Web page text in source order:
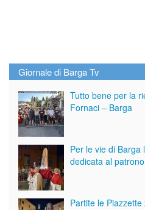
Giornale di Barga Tv
Tutto bene per la
Fornaci – Barga
Per le vie di Barga
dedicata al patrono
Partite le Piazzette